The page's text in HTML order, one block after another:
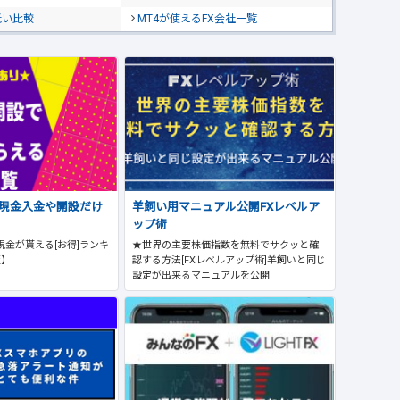
比較
MT4が使えるFX会社一覧
金入金や開設だけ
が貰える[お得]ランキ
羊飼い用マニュアル公開FXレベルア
ップ術
★世界の主要株価指数を無料でサクッと確
認する方法[FXレベルアップ術]羊飼いと同じ
設定が出来るマニュアルを公開